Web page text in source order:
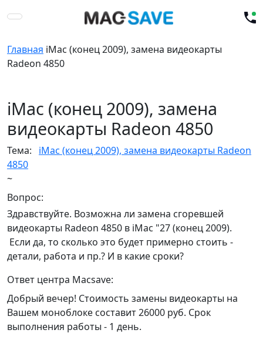
Главная iMac (конец 2009), замена видеокарты
Radeon 4850
iMac (конец 2009), замена
видеокарты Radeon 4850
Тема:
iMac (конец 2009), замена видеокарты Radeon
4850
~
Вопрос:
Здравствуйте. Возможна ли замена сгоревшей
видеокарты Radeon 4850 в iMac "27 (конец 2009).
Если да, то сколько это будет примерно стоить -
детали, работа и пр.? И в какие сроки?
Ответ центра Macsave:
Добрый вечер! Стоимость замены видеокарты на
Вашем моноблоке составит 26000 руб. Срок
выполнения работы - 1 день.